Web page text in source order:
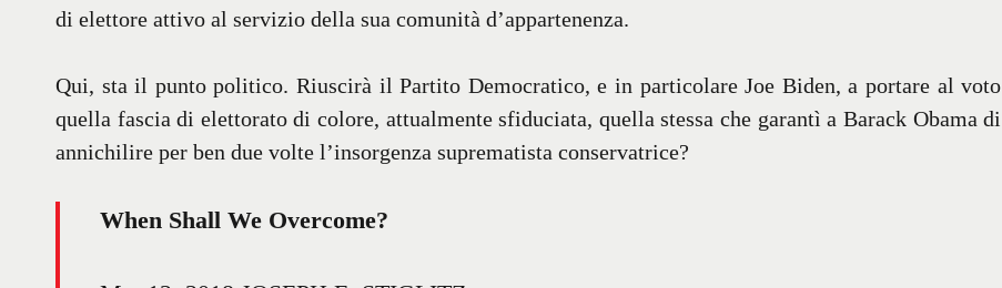
di elettore attivo al servizio della sua comunità d’appartenenza.
Qui, sta il punto politico. Riuscirà il Partito Democratico, e in particolare Joe Biden, a portare al voto
quella fascia di elettorato di colore, attualmente sfiduciata, quella stessa che garantì a Barack Obama di
annichilire per ben due volte l’insorgenza suprematista conservatrice?
When Shall We Overcome?